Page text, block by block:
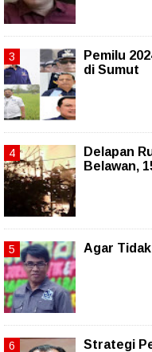
Pemilu
di Sumut
Delapan
Belawan,
Agar
Strategi